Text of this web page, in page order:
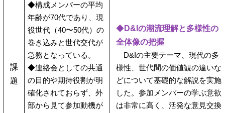
課
題
◆構成メンバーの平均
年齢が70代であり、現
役世代（40〜50代）の
巻き込みと世代交代が
急務となっている。
◆連絡会としての共通
の目的や期待役割が明
確化されておらず、外
部から見て参加動機が
◆D&Iの潮流理解と多様性の
全体像の把握
D&Iの主要テーマ、現代の多
様性、世代間の価値観の違いな
どについて基礎的な解説を実施
した。参加メンバーの学ぶ意欲
は非常に高く、活発な意見交換